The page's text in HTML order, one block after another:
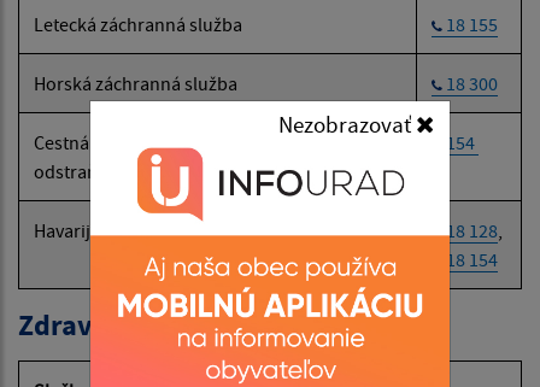
Nezobrazovať
Letecká záchranná služba 18 155
Horská záchranná služba 18 300
Cestná záchranná služba (SČK):
odstraňovanie následkov dopravných nehôd
154
Havarijná a núdzová služba pre motoristov 18 128
18 154
Zdravotné poisťovne